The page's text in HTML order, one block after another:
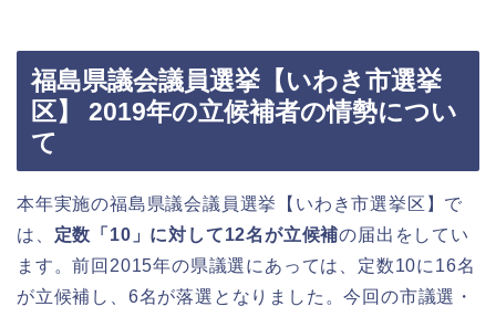
福島県議会議員選挙【いわき市選挙
区】 2019年の立候補者の情勢につい
て
本年実施の福島県議会議員選挙【いわき市選挙区】で
は、 定数「10」に対して12名が立候補の届出をしてい
ます。前回2015年の県議選にあっては、定数10に16名
が立候補し、6名が落選となりました。今回の市議選・